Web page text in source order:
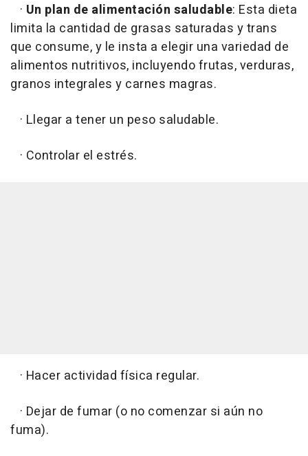
· Un plan de alimentación saludable: Esta dieta
limita la cantidad de grasas saturadas y trans
que consume, y le insta a elegir una variedad de
alimentos nutritivos, incluyendo frutas, verduras,
granos integrales y carnes magras.
· Llegar a tener un peso saludable.
· Controlar el estrés.
· Hacer actividad física regular.
· Dejar de fumar (o no comenzar si aún no
fuma).